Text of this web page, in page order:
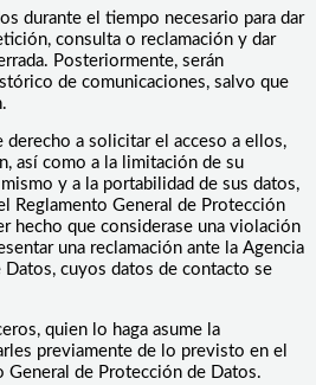
durante el tiempo necesario para dar
consulta o reclamación y dar
Posteriormente, serán
de comunicaciones, salvo que
a solicitar el acceso a ellos,
así como a la limitación de su
y a la portabilidad de sus datos,
Reglamento General de Protección
hecho que considerase una violación
una reclamación ante la Agencia
Datos, cuyos datos de contacto se
quien lo haga asume la
previamente de lo previsto en el
de Protección de Datos.